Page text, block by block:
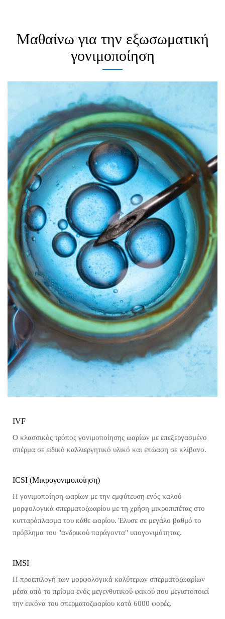
Μαθαίνω για την εξωσωματική
γονιμοποίηση
IVF
Ο κλασσικός τρόπος γονιμοποίησης ωαρίων με επεξεργασμένο
σπέρμα σε ειδικό καλλιεργητικό υλικό και επώαση σε κλίβανο.
ICSI (Mικρογονιμοποίηση)
Η γονιμοποίηση ωαρίων με την εμφύτευση ενός καλού
μορφολογικά σπερματοζωαρίου με τη χρήση μικροπιπέτας στο
κυτταρόπλασμα του κάθε ωαρίου. Έλυσε σε μεγάλο βαθμό το
πρόβλημα του "ανδρικού παράγοντα" υπογονιμότητας.
IMSI
H προεπιλογή των μορφολογικά καλύτερων σπερματοζωαρίων
μέσα από το πρίσμα ενός μεγενθυτικού φακού που μεγιστοποιεί
την εικόνα του σπερματοζωαρίου κατά 6000 φορές.